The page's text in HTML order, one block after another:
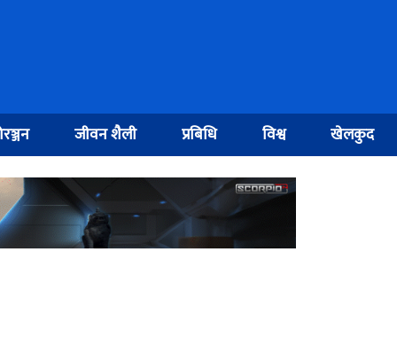
जीवन शैली प्रबिधि विश्व खेलकुद